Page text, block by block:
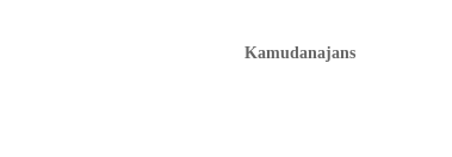
Kamudanajans